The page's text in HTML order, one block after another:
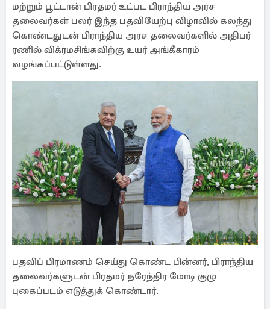
மற்றும் பூட்டான் பிரதமர் உட்பட பிராந்திய அரச
தலைவர்கள் பலர் இந்த பதவியேற்பு விழாவில் கலந்து
கொண்டதுடன் பிராந்திய அரச தலைவர்களில் அதிபர்
ரணில் விக்ரமசிங்கவிற்கு உயர் அங்கீகாரம்
வழங்கப்பட்டுள்ளது.
பதவிப் பிரமாணம் செய்து கொண்ட பின்னர், பிராந்திய
தலைவர்களுடன் பிரதமர் நரேந்திர மோடி குழு
புகைப்படம் எடுத்துக் கொண்டார்.